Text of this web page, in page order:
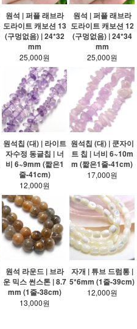
원석 | 퍼플 래브라
도라이트 캐보션 13
(구멍없음) | 24*32
mm
25,000원
원석 | 퍼플 래브라
도라이트 캐보션 12
(구멍없음) | 24*34
mm
25,000원
원석칩 (대) | 라이트
자수정 동글칩 | 너
비 6~9mm (짧은1
줄-41cm)
12,000원
원석칩 (대) | 쿤자이
트 칩 | 너비 6~10m
m (짧은1줄-41cm)
17,000원
원석 라운드 | 브라
운 믹스 썬스톤 | 8.7
mm (1줄-38cm)
13,000원
자개 | 튜브 드럼통 |
5*6mm (1줄-39cm)
12,000원